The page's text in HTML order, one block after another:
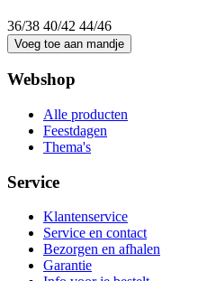
36/38 40/42 44/46
Webshop
Alle producten
Feestdagen
Thema's
Service
Klantenservice
Service en contact
Bezorgen en afhalen
Garantie